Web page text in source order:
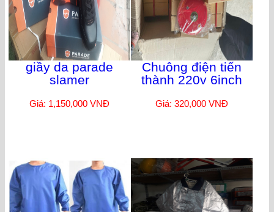
giầy da parade
slamer
Giá: 1,150,000 VNĐ
Chuông điện tiến
thành 220v 6inch
Giá: 320,000 VNĐ